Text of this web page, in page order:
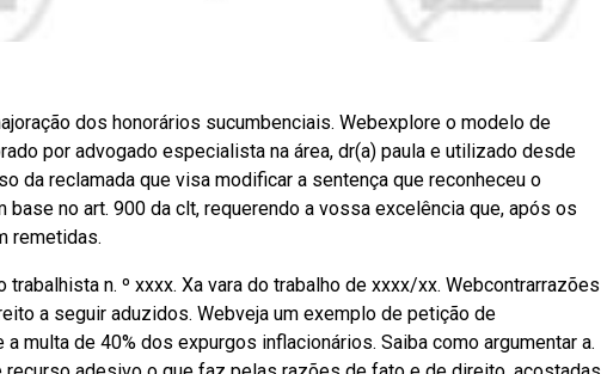
dos honorários sucumbenciais. Webexplore o modelo de
por advogado especialista na área, dr(a) paula e utilizado desde
da reclamada que visa modificar a sentença que reconheceu o
no art. 900 da clt, requerendo a vossa excelência que, após os
remetidas.
n. º xxxx. Xa vara do trabalho de xxxx/xx. Webcontrarrazões
a seguir aduzidos. Webveja um exemplo de petição de
multa de 40% dos expurgos inflacionários. Saiba como argumentar a.